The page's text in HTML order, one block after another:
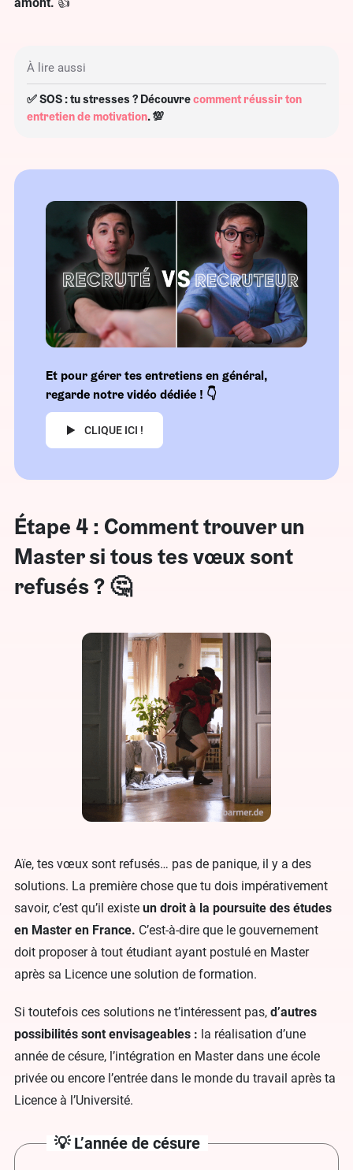
À lire aussi
✅ SOS : tu stresses ? Découvrecomment réussir ton
entretien de motivation. 💯
Et pour gérer tes entretiens en général,
regarde notre vidéo dédiée ! 👇
CLIQUE ICI !
Étape 4 : Comment trouver un
Master si tous tes vœux sont
refusés ? 🤔
Aïe, tes vœux sont refusés… pas de panique, il y a des
solutions. La première chose que tu dois impérativement
savoir, c’est qu’il existe un droit à la poursuite des études
en Master en France. C’est-à-dire que le gouvernement
doit proposer à tout étudiant ayant postulé en Master
après sa Licence une solution de formation.
Si toutefois ces solutions ne t’intéressent pas, d’autres
possibilités sont envisageables : la réalisation d’une
année de césure, l’intégration en Master dans une école
privée ou encore l’entrée dans le monde du travail après ta
Licence à l’Université.
💡 L’année de césure